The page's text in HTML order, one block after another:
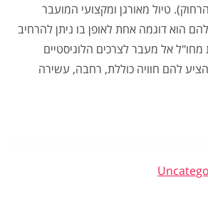
טיול מאורגן ומקצועי המועבר
הוא דוגמה אחת לאופן בו ניתן להרחיב
אל מעבר לצרכים הלוגיסטיים
להם חוויה כוללת, רחבה, עשירה